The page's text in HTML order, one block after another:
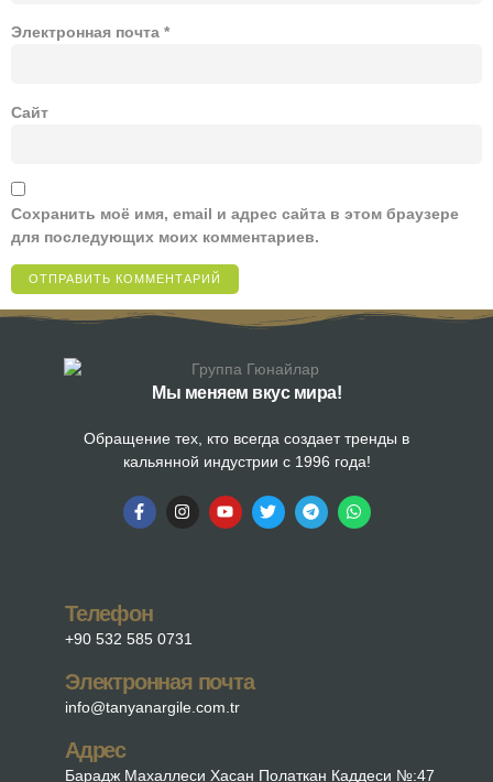
Электронная почта *
Сайт
Сохранить моё имя, email и адрес сайта в этом браузере
для последующих моих комментариев.
Мы меняем вкус мира!
Обращение тех, кто всегда создает тренды в
кальянной индустрии с 1996 года!
Телефон
+90 532 585 0731
Электронная почта
info@tanyanargile.com.tr
Адрес
Барадж Махаллеси Хасан Полаткан Каддеси №:47